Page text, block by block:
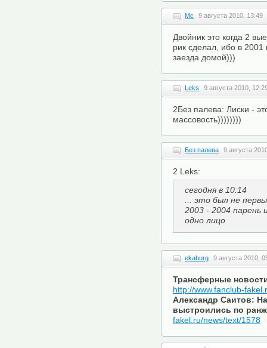
Mc 9 августа 2010, 13:49
Двойник это когда 2
рик сделал, ибо в 2001
заезда домой)))
Leks 9 августа 2010,
2Без палева: Лиски -
массовость))))))))
Без палева 9 августа
2 Leks:
сегодня в 10:14
... это был не
2003 - 2004 парень
одно лицо
ekaburg 9 августа 2010,
Трансферные
http://www.fanclub-
Александр Саитов:
выстроились по
fakel.ru/news/text/1578